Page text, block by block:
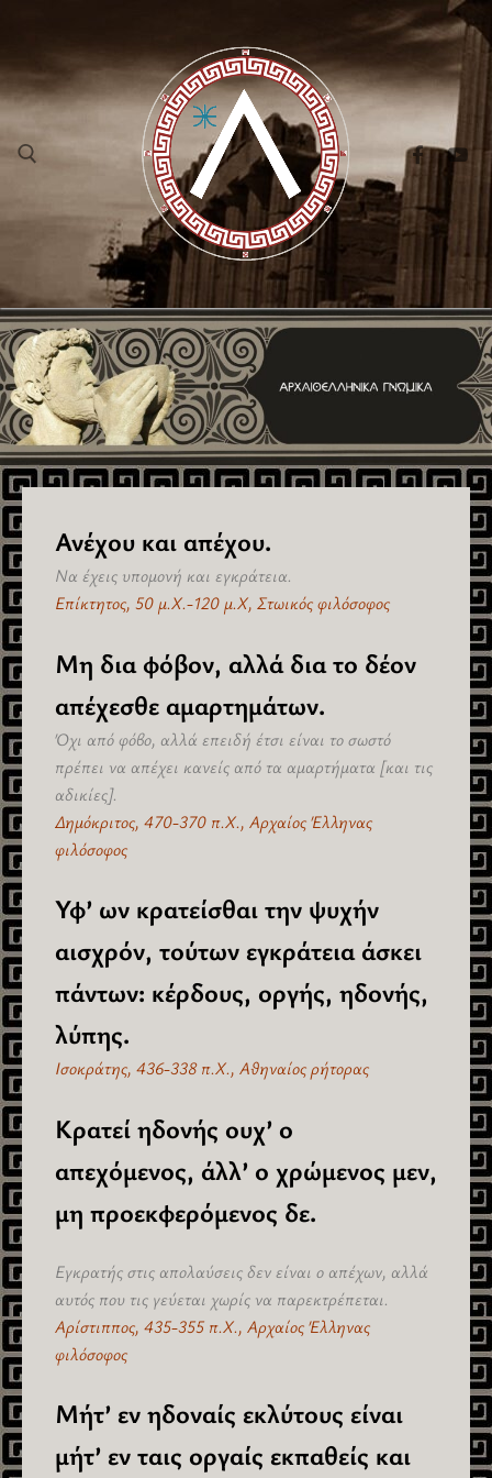
Ανέχου και απέχου.
Να έχεις υπομονή και εγκράτεια.
Επίκτητος, 50 μ.Χ.-120 μ.Χ, Στωικός φιλόσοφος
Μη δια φόβον, αλλά δια το δέον
απέχεσθε αμαρτημάτων.
Όχι από φόβο, αλλά επειδή έτσι είναι το σωστό
πρέπει να απέχει κανείς από τα αμαρτήματα [και τις
αδικίες].
Δημόκριτος, 470-370 π.Χ., Αρχαίος Έλληνας
φιλόσοφος
Υφ’ ων κρατείσθαι την ψυχήν
αισχρόν, τούτων εγκράτεια άσκει
πάντων: κέρδους, οργής, ηδονής,
λύπης.
Ισοκράτης, 436-338 π.Χ., Αθηναίος ρήτορας
Κρατεί ηδονής ουχ’ ο
απεχόμενος, άλλ’ ο χρώμενος μεν,
μη προεκφερόμενος δε.
Εγκρατής στις απολαύσεις δεν είναι ο απέχων, αλλά
αυτός που τις γεύεται χωρίς να παρεκτρέπεται.
Αρίστιππος, 435-355 π.Χ., Αρχαίος Έλληνας
φιλόσοφος
Μήτ’ εν ηδοναίς εκλύτους είναι
μήτ’ εν ταις οργαίς εκπαθείς και